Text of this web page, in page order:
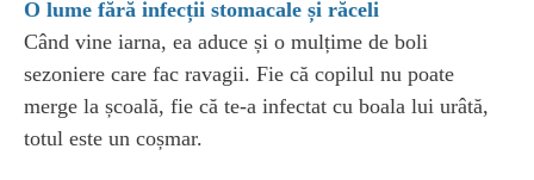
O lume fără infecții stomacale și răceli
Când vine iarna, ea aduce și o mulțime de boli
sezoniere care fac ravagii. Fie că copilul nu poate
merge la școală, fie că te-a infectat cu boala lui urâtă,
totul este un coșmar.